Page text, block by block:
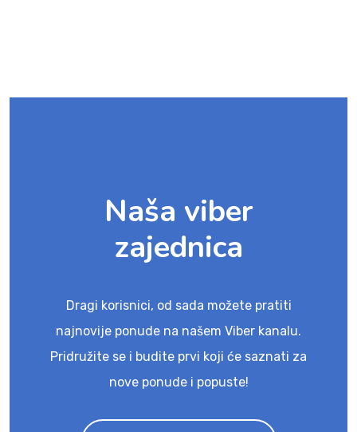
Naša viber
zajednica
Dragi korisnici, od sada možete pratiti
najnovije ponude na našem Viber kanalu.
Pridružite se i budite prvi koji će saznati za
nove ponude i popuste!